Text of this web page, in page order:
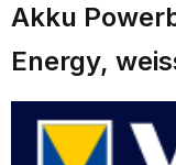
Akku
Energy,